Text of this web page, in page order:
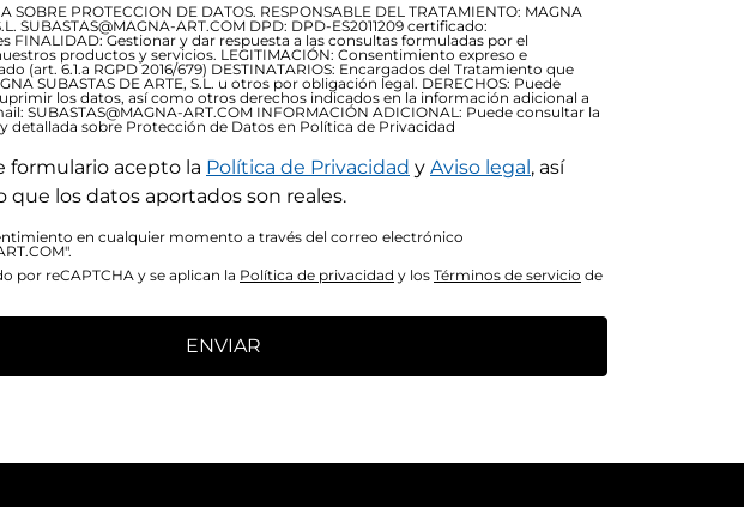
SOBRE PROTECCION DE DATOS. RESPONSABLE DEL TRATAMIENTO: MAGNA
SUBASTAS@MAGNA-ART.COM DPD: DPD-ES2011209 certificado:
FINALIDAD: Gestionar y dar respuesta a las consultas formuladas por el
productos y servicios. LEGITIMACIÓN: Consentimiento expreso e
(art. 6.1.a RGPD 2016/679) DESTINATARIOS: Encargados del Tratamiento que
SUBASTAS DE ARTE, S.L. u otros por obligación legal. DERECHOS: Puede
los datos, así como otros derechos indicados en la información adicional a
SUBASTAS@MAGNA-ART.COM INFORMACIÓN ADICIONAL: Puede consultar la
detallada sobre Protección de Datos en Política de Privacidad
formulario acepto la Política de Privacidad y Aviso legal, así
que los datos aportados son reales.
en cualquier momento a través del correo electrónico
por reCAPTCHA y se aplican la Política de privacidad y los Términos de servicio de
ENVIAR